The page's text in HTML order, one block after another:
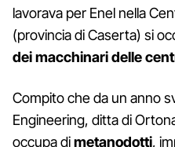
lavorava per Enel nella
(provincia di Caserta) si
dei macchinari delle
Compito che da un anno
Engineering, ditta di
occupa dimetanodotti,